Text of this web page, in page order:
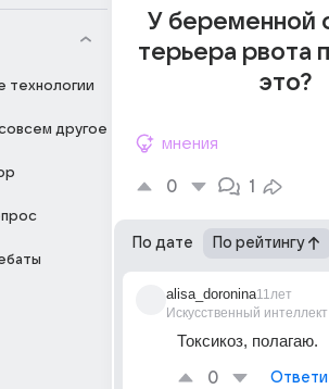
технологии
другое
У беременной
терьера рвота
это?
мнения
0 1
По дате По рейтингу
alisa_doronina
Искусственный интеллект
11лет
Токсикоз, полагаю.
0